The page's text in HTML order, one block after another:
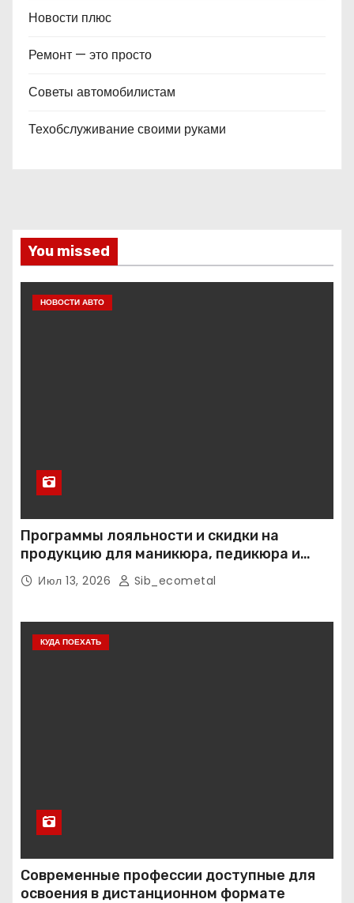
Новости плюс
Ремонт — это просто
Советы автомобилистам
Техобслуживание своими руками
You missed
НОВОСТИ АВТО
Программы лояльности и скидки на
продукцию для маникюра, педикюра и
наращивания ресниц
Июл 13, 2026 Sib_ecometal
КУДА ПОЕХАТЬ
Современные профессии доступные для
освоения в дистанционном формате